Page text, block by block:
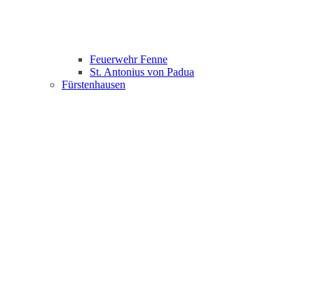
Feuerwehr Fenne
St. Antonius von Padua
Fürstenhausen